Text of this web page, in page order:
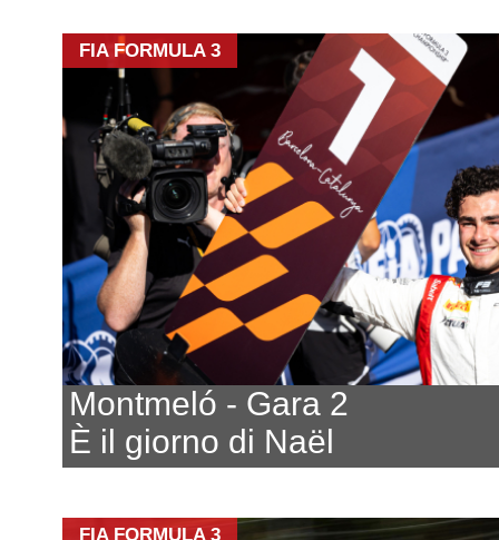
FIA FORMULA 3
Montmeló - Gara 2
È il giorno di Naël
FIA FORMULA 3